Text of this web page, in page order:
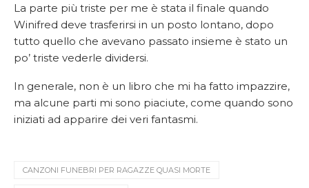
La parte più triste per me è stata il finale quando
Winifred deve trasferirsi in un posto lontano, dopo
tutto quello che avevano passato insieme è stato un
po’ triste vederle dividersi.
In generale, non è un libro che mi ha fatto impazzire,
ma alcune parti mi sono piaciute, come quando sono
iniziati ad apparire dei veri fantasmi.
CANZONI FUNEBRI PER RAGAZZE QUASI MORTE